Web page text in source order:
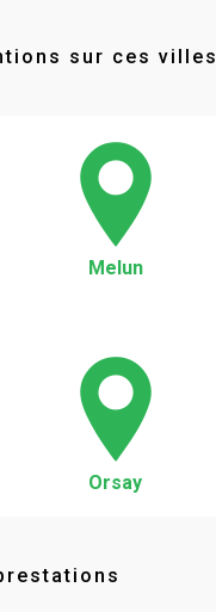
sur ces villes
Melun
Orsay